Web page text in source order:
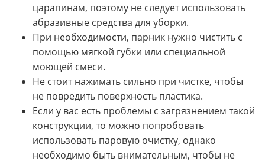
царапинам, поэтому не следует использовать
абразивные средства для уборки.
При необходимости, парник нужно чистить с
помощью мягкой губки или специальной
моющей смеси.
Не стоит нажимать сильно при чистке, чтобы
не повредить поверхность пластика.
Если у вас есть проблемы с загрязнением такой
конструкции, то можно попробовать
использовать паровую очистку, однако
необходимо быть внимательным, чтобы не